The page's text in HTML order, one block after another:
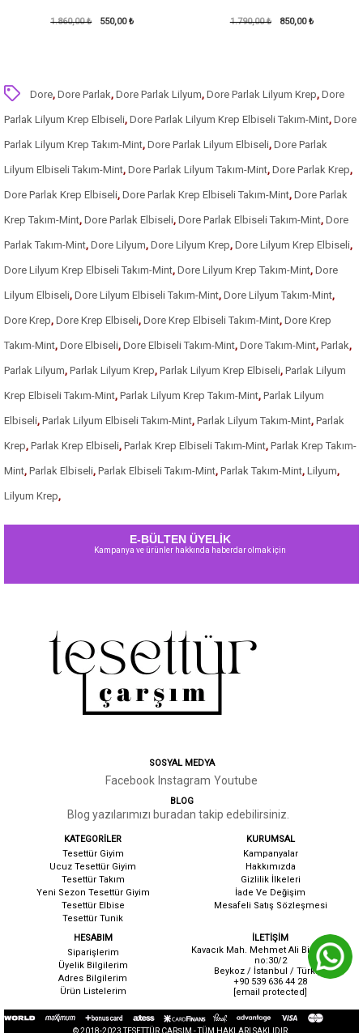
Pufy Dalgıç Elbise-Bordo
550,00 ₺
1.860,00 ₺ Kırmızı850,00 ₺
1.790,00 ₺
Dore, Dore Parlak, Dore Parlak Lilyum, Dore Parlak Lilyum Krep, Dore
Parlak Lilyum Krep Elbiseli, Dore Parlak Lilyum Krep Elbiseli Takım-Mint, Dore
Parlak Lilyum Krep Takım-Mint, Dore Parlak Lilyum Elbiseli, Dore Parlak
Lilyum Elbiseli Takım-Mint, Dore Parlak Lilyum Takım-Mint, Dore Parlak Krep,
Dore Parlak Krep Elbiseli, Dore Parlak Krep Elbiseli Takım-Mint, Dore Parlak
Krep Takım-Mint, Dore Parlak Elbiseli, Dore Parlak Elbiseli Takım-Mint, Dore
Parlak Takım-Mint, Dore Lilyum, Dore Lilyum Krep, Dore Lilyum Krep Elbiseli,
Dore Lilyum Krep Elbiseli Takım-Mint, Dore Lilyum Krep Takım-Mint, Dore
Lilyum Elbiseli, Dore Lilyum Elbiseli Takım-Mint, Dore Lilyum Takım-Mint,
Dore Krep, Dore Krep Elbiseli, Dore Krep Elbiseli Takım-Mint, Dore Krep
Takım-Mint, Dore Elbiseli, Dore Elbiseli Takım-Mint, Dore Takım-Mint, Parlak,
Parlak Lilyum, Parlak Lilyum Krep, Parlak Lilyum Krep Elbiseli, Parlak Lilyum
Krep Elbiseli Takım-Mint, Parlak Lilyum Krep Takım-Mint, Parlak Lilyum
Elbiseli, Parlak Lilyum Elbiseli Takım-Mint, Parlak Lilyum Takım-Mint, Parlak
Krep, Parlak Krep Elbiseli, Parlak Krep Elbiseli Takım-Mint, Parlak Krep Takım-
Mint, Parlak Elbiseli, Parlak Elbiseli Takım-Mint, Parlak Takım-Mint, Lilyum,
Lilyum Krep,
E-BÜLTEN ÜYELİK
Kampanya ve ürünler hakkında haberdar olmak için
SOSYAL MEDYA
Facebook Instagram Youtube
BLOG
Blog yazılarımızı buradan takip edebilirsiniz.
KATEGORİLER
Tesettür Giyim
Ucuz Tesettür Giyim
Tesettür Takım
Yeni Sezon Tesettür Giyim
Tesettür Elbise
Tesettür Tunik
KURUMSAL
Kampanyalar
Hakkımızda
Gizlilik İlkeleri
İade Ve Değişim
Mesafeli Satış Sözleşmesi
HESABIM
Siparişlerim
Üyelik Bilgilerim
Adres Bilgilerim
Ürün Listelerim
İLETİŞİM
Kavacık Mah. Mehmet Ali Birand cad.
no:30/2
Beykoz / İstanbul / Türkiye
+90 539 636 44 28
[email protected]
© 2018-2023 TESETTÜR ÇARŞIM - TÜM HAKLARI SAKLIDIR.